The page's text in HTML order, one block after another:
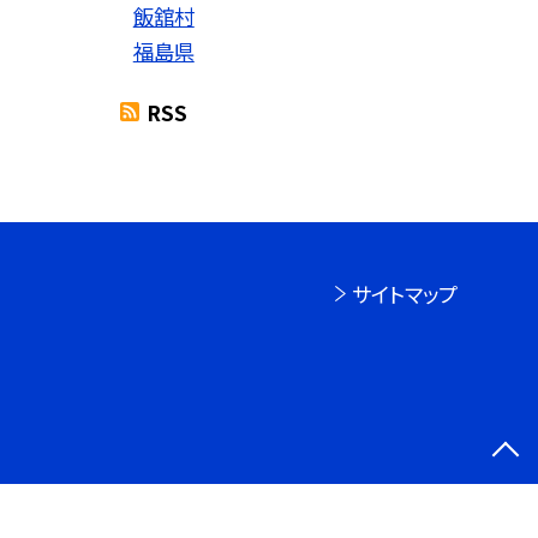
飯舘村
福島県
RSS
サイトマップ